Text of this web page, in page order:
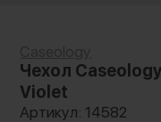
Чехол
Violet
Артикул: 14582